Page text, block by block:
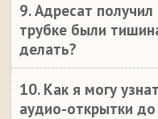
9. Адресат
трубке были
делать?
10. Как я могу
аудио-открытки